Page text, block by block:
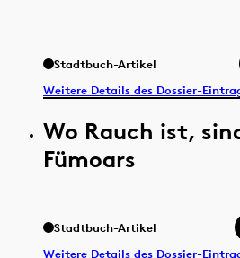
Stadtbuch-Artikel
Weitere Details des Dossier-
Wo Rauch ist,
Fümoars
Stadtbuch-Artikel
Weitere Details des Dossier-